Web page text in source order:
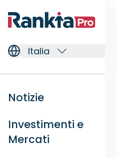
Italia
Notizie
Investimenti e
Mercati